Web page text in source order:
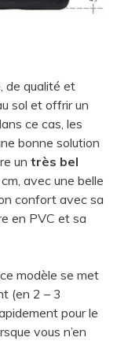
de qualité et
sol et offrir un
ce cas, les
bonne solution
un très bel
avec une belle
confort avec sa
en PVC et sa
modèle se met
(en 2 – 3
pour le
vous n’en